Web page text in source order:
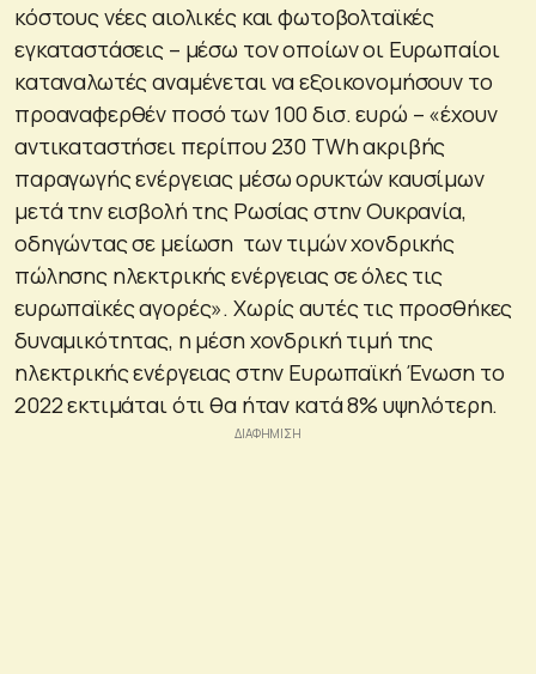
κόστους νέες αιολικές και φωτοβολταϊκές
εγκαταστάσεις – μέσω τον οποίων οι Ευρωπαίοι
καταναλωτές αναμένεται να εξοικονομήσουν το
προαναφερθέν ποσό των 100 δισ. ευρώ – «έχουν
αντικαταστήσει περίπου 230 TWh ακριβής
παραγωγής ενέργειας μέσω ορυκτών καυσίμων
μετά την εισβολή της Ρωσίας στην Ουκρανία,
οδηγώντας σε μείωση των τιμών χονδρικής
πώλησης ηλεκτρικής ενέργειας σε όλες τις
ευρωπαϊκές αγορές». Χωρίς αυτές τις προσθήκες
δυναμικότητας, η μέση χονδρική τιμή της
ηλεκτρικής ενέργειας στην Ευρωπαϊκή Ένωση το
2022 εκτιμάται ότι θα ήταν κατά 8% υψηλότερη.